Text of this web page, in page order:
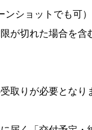
ショットでも可）
が切れた場合を含
りが必要となり